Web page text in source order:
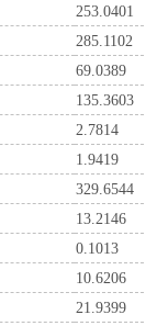
253.0401
285.1102
69.0389
135.3603
2.7814
1.9419
329.6544
13.2146
0.1013
10.6206
21.9399